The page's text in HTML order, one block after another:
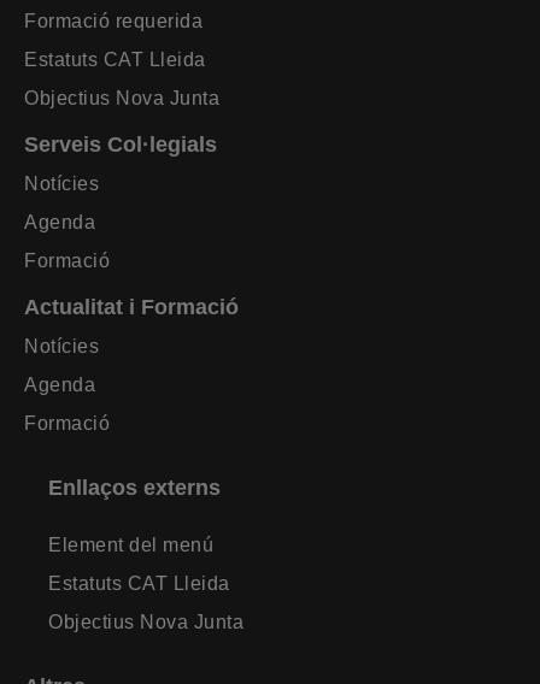
Formació requerida
Estatuts CAT Lleida
Objectius Nova Junta
Serveis Col·legials
Notícies
Agenda
Formació
Actualitat i Formació
Notícies
Agenda
Formació
Enllaços externs
Element del menú
Estatuts CAT Lleida
Objectius Nova Junta